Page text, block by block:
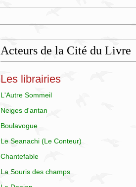
Acteurs de la Cité du Livre
Les librairies
L'Autre Sommeil
Neiges d'antan
Boulavogue
Le Seanachi (Le Conteur)
Chantefable
La Souris des champs